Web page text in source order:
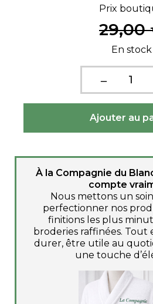
Prix
29,00
En stock
À la Compagnie du
compte
Nous mettons un
perfectionner nos
finitions les plus
broderies raffinées. Tout
durer, être utile au
une touche